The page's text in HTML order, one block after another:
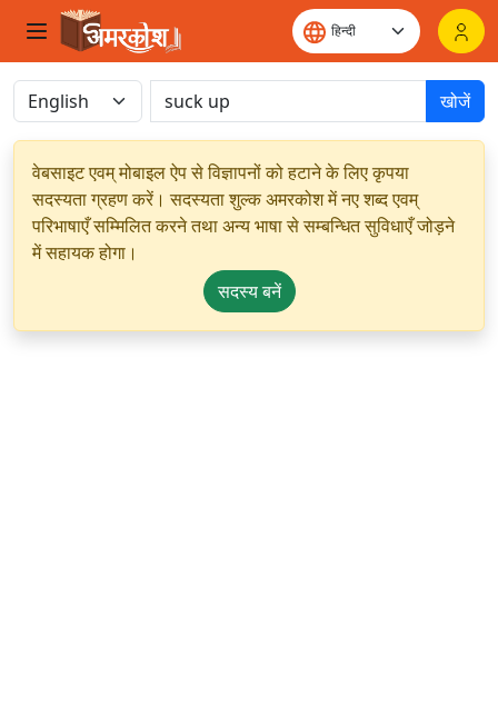
खोजें
वेबसाइट एवम् मोबाइल ऐप से विज्ञापनों को हटाने के लिए कृपया
सदस्यता ग्रहण करें। सदस्यता शुल्क अमरकोश में नए शब्द एवम्
परिभाषाएँ सम्मिलित करने तथा अन्य भाषा से सम्बन्धित सुविधाएँ जोड़ने
में सहायक होगा।
सदस्य बनें